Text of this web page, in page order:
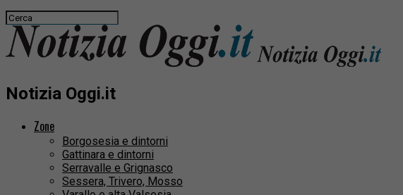
Notizia Oggi.it
Zone
Borgosesia e dintorni
Gattinara e dintorni
Serravalle e Grignasco
Sessera, Trivero, Mosso